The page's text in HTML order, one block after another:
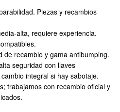
Piezas y recambios
alta, requiere experiencia.
de recambio y gama antibumping.
seguridad con llaves
integral si hay sabotaje.
trabajamos con recambio oficial y